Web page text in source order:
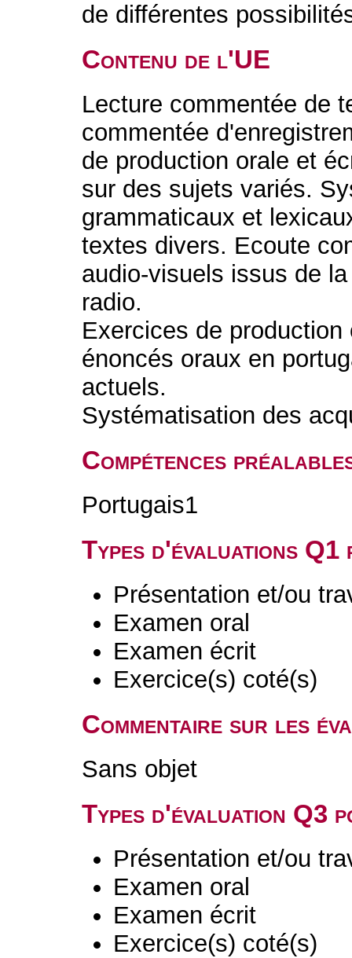
de différentes
Contenu de l'UE
Lecture commentée de
commentée
de production orale et
sur des sujets variés.
grammaticaux et
textes divers. Ecoute
audio-visuels issus de
radio.
Exercices de
énoncés oraux en
actuels.
Systématisation des
Compétences
Portugais1
Types d'évaluations
Présentation et/ou
Examen oral
Examen écrit
Exercice(s) coté(s)
Commentaire sur les
Sans objet
Types d'évaluation Q3
Présentation et/ou
Examen oral
Examen écrit
Exercice(s) coté(s)